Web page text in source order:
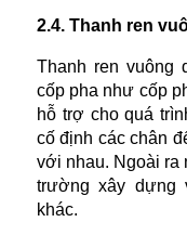
2.4. Thanh ren
Thanh ren vuông
cốp pha như cốp
hỗ trợ cho quá
cố định các chân
với nhau. Ngoài ra
trường xây dựng
khác.